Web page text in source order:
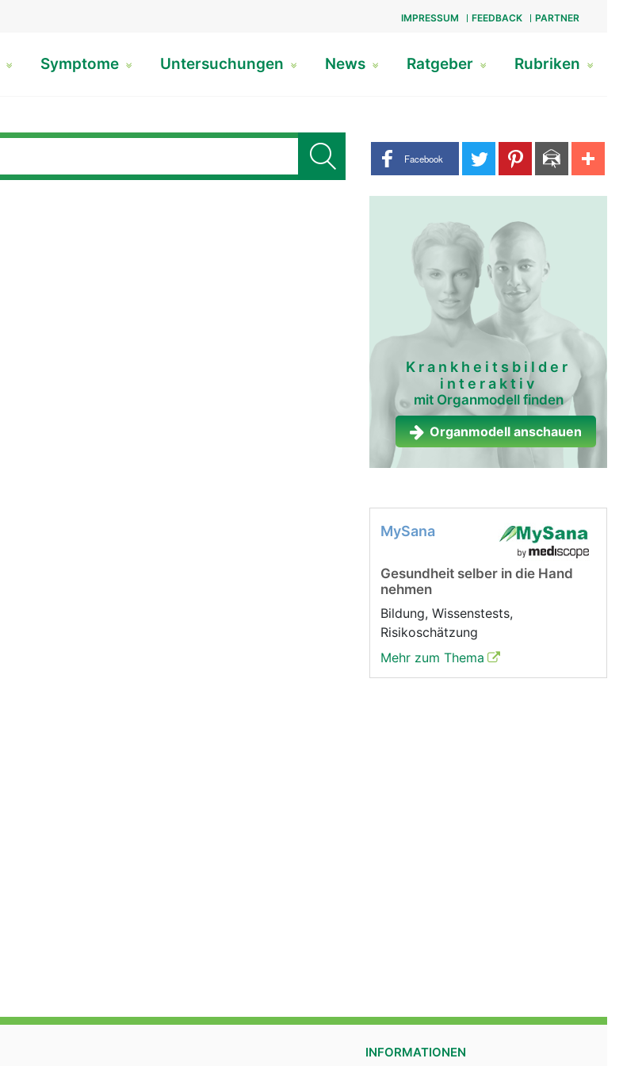
IMPRESSUM FEEDBACK PARTNER
Symptome Untersuchungen News Ratgeber Rubriken
Share buttons
Facebook
Krankheitsbilder
interaktiv
mit Organmodell finden
Organmodell anschauen
MySana
Gesundheit selber in die Hand
nehmen
Bildung, Wissenstests,
Risikoschätzung
Mehr zum Thema
INFORMATIONEN